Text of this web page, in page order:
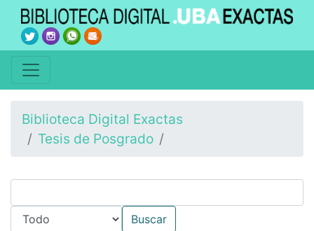
Biblioteca Digital Exactas
Tesis de Posgrado